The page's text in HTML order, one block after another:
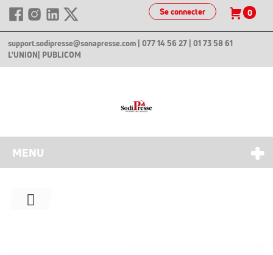
Se connecter 0
support.sodipresse@sonapresse.com | 077 14 56 27 | 01 73 58 61
L'UNION | PUBLICOM
MENU